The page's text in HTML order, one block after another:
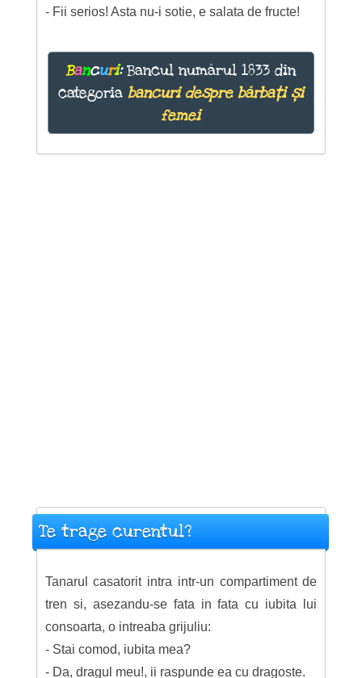
- Fii serios! Asta nu-i sotie, e salata de fructe!
Bancuri:Bancul numărul 1833 din
categoria bancuri despre bărbați și
femei
Te trage curentul?
Tanarul casatorit intra intr-un compartiment de
tren si, asezandu-se fata in fata cu iubita lui
consoarta, o intreaba grijuliu:
- Stai comod, iubita mea?
- Da, dragul meu!, ii raspunde ea cu dragoste.